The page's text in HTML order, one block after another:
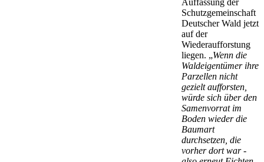
Schutzgemeinschaft
Deutscher Wald jetzt
auf der
Wiederaufforstung
liegen. „Wenn die
Waldeigentümer ihre
Parzellen nicht
gezielt aufforsten,
würde sich über den
Samenvorrat im
Boden wieder die
Baumart
durchsetzen, die
vorher dort war -